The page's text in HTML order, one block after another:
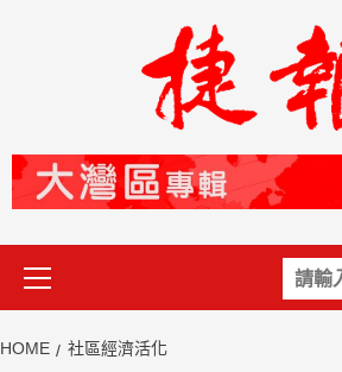
關
鍵
Primary
Menu
HOME 社區經濟活化